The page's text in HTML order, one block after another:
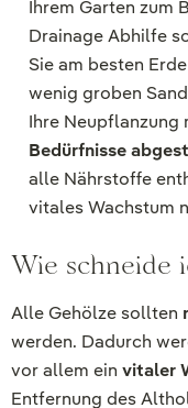
Ihrem Garten zum
Drainage Abhilfe
Sie am besten
wenig groben
Ihre Neupflanzung
Bedürfnisse
alle Nährstoffe
vitales Wachstum
Wie schneide
Alle Gehölze sollten
werden. Dadurch
vor allem ein vitaler
Entfernung des